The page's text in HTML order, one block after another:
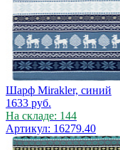
Шарф Mirakler, синий
1633 руб.
На складе: 144
Артикул: 16279.40